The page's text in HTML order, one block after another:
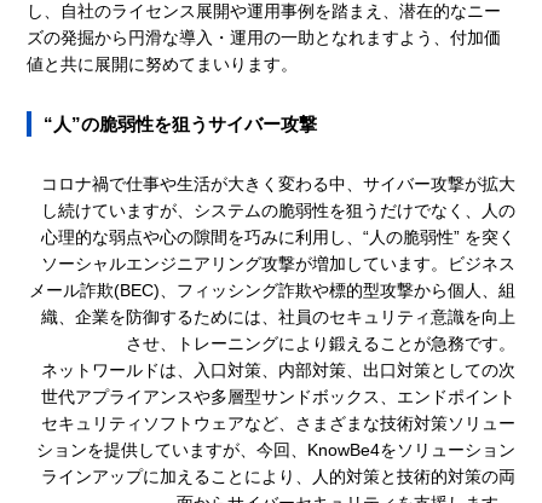
し、自社のライセンス展開や運用事例を踏まえ、潜在的なニー
ズの発掘から円滑な導入・運用の一助となれますよう、付加価
値と共に展開に努めてまいります。
“人”の脆弱性を狙うサイバー攻撃
コロナ禍で仕事や生活が大きく変わる中、サイバー攻撃が拡大
し続けていますが、システムの脆弱性を狙うだけでなく、人の
心理的な弱点や心の隙間を巧みに利用し、“人の脆弱性” を突く
ソーシャルエンジニアリング攻撃が増加しています。ビジネス
メール詐欺(BEC)、フィッシング詐欺や標的型攻撃から個人、組
織、企業を防御するためには、社員のセキュリティ意識を向上
させ、トレーニングにより鍛えることが急務です。
ネットワールドは、入口対策、内部対策、出口対策としての次
世代アプライアンスや多層型サンドボックス、エンドポイント
セキュリティソフトウェアなど、さまざまな技術対策ソリュー
ションを提供していますが、今回、KnowBe4をソリューション
ラインアップに加えることにより、人的対策と技術的対策の両